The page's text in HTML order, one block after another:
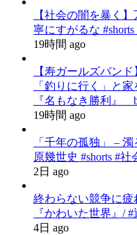
【社会の闇を暴く
寧にすがるな
19時間 ago
【寿ガールズバン
「釣りに行く」と
『名もなき勝利』
19時間 ago
「千年の孤独」 –
原幾世史 #shorts #
2日 ago
終わらない競争に
『かわいた世界』/
4日 ago